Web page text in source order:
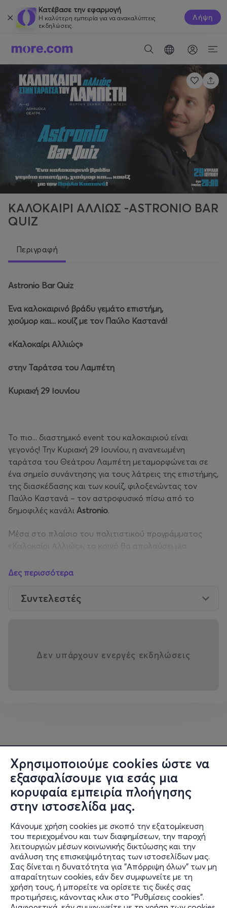
Χρησιμοποιούμε cookies ώστε να
εξασφαλίσουμε για εσάς μια
κορυφαία εμπειρία πλοήγησης
στην ιστοσελίδα μας.
Κάνουμε χρήση cookies με σκοπό την εξατομίκευση
του περιεχομένου και των διαφημίσεων, την παροχή
λειτουργιών μέσων κοινωνικής δικτύωσης και την
ανάλυση της επισκεψιμότητας των ιστοσελίδων μας.
Σας δίνεται η δυνατότητα για "Απόρριψη όλων" των μη
απαραίτητων cookies, εάν δεν συμφωνείτε με τη
χρήση τους, ή μπορείτε να ορίσετε τις δικές σας
προτιμήσεις, κάνοντας κλικ στο "Ρυθμίσεις cookies".
Κατέβασε την εφαρμογή
Η καλύτερη εμπειρία για να ανακαλύπτεις
εκδηλώσεις.
Λήψη
ΚΑΛΟΚΑΙΡΙ ΑΛΛΙΩΣ -ASTRONIO BAR
QUIZ
Περιγραφή
Astronio Bar Quiz
Ένα καλοκαιρινό βράδυ γεμάτο επιστήμη,
χιούμορ και... κουίζ με τον Παύλο Καστανά!
«Καλοκαίρι Αλλιώς»
στην Ταράτσα του Λαμπέτη
Κυριακή 29 Ιουνίου
Το πιο... διαστημικό event του καλοκαιριού είναι
γεγονός! Την Κυριακή 29 Ιουνίου, η ανανεωμένη
ταράτσα του Θεάτρου Λαμπέτη μεταμορφώνεται σε
ένα σημείο συνάντησης για τους λάτρεις της επιστήμης,
της διασκέδασης και των κουίζ, φιλοξενώντας τον
Παύλο Καστανά – τον αστροφυσικό πίσω από το
δημοφιλές κανάλι Astronio.
Μέσα στο πλαίσιο του πολιτιστικού προγράμματος
«Καλοκαίρι Αλλιώς», το κοινό θα απολαύσει μια
τοAstronio Bar Quiz
ανεξήγητα του σύμπαντος και όλα όσα μας κάνουν να
κοιτάζουμε ψηλά με απορία και θαυμασμό.
«Προς τ’ άστρα», από τις Εκδόσεις Διόπτρα.
Δημιούργησε την ομάδα σου, διάλεξε όνομα, και έλα να
διαγωνιστείς σε ένα κουίζ με... αστρικό στυλ!
Με δώρα για τους νικητές και βραδινή θέα στον
έναστρο ουρανό, αυτή η βραδιά υπόσχεται να μείνει
αξέχαστη.
Πληροφορίες:
Astronio Bar Quizμε τονΠαύλο Καστανά
Δες περισσότερα
Συντελεστές
Δεν υπάρχουν ενεργές εκδηλώσεις
Πληροφορίες
Υποστήριξη